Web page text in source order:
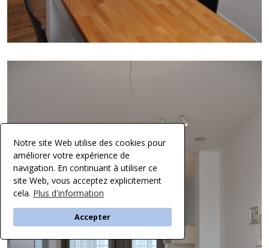
Notre site Web utilise des cookies pour
améliorer votre expérience de
navigation. En continuant à utiliser ce
site Web, vous acceptez explicitement
cela. Plus d'information
Accepter